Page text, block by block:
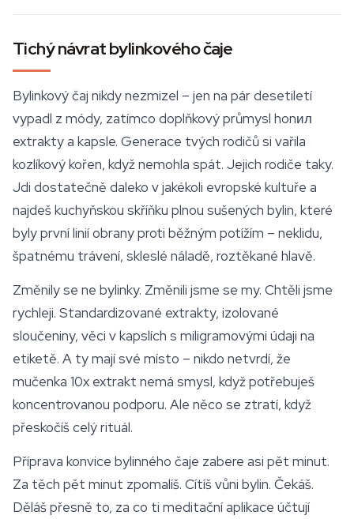
Tichý návrat bylinkového čaje
Bylinkový čaj nikdy nezmizel – jen na pár desetiletí
vypadl z módy, zatímco doplňkový průmysl honил
extrakty a kapsle. Generace tvých rodičů si vařila
kozlíkový kořen, když nemohla spát. Jejich rodiče taky.
Jdi dostatečně daleko v jakékoli evropské kultuře a
najdeš kuchyňskou skříňku plnou sušených bylin, které
byly první linií obrany proti běžným potížím – neklidu,
špatnému trávení, skleslé náladě, roztěkané hlavě.
Změnily se ne bylinky. Změnili jsme se my. Chtěli jsme
rychleji. Standardizované extrakty, izolované
sloučeniny, věci v kapslích s miligramovými údaji na
etiketě. A ty mají své místo – nikdo netvrdí, že
mučenka 10x extrakt nemá smysl, když potřebuješ
koncentrovanou podporu. Ale něco se ztratí, když
přeskočíš celý rituál.
Příprava konvice bylinného čaje zabere asi pět minut.
Za těch pět minut zpomalíš. Cítíš vůni bylin. Čekáš.
Děláš přesně to, za co ti meditační aplikace účtují